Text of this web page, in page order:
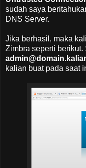
sudah saya
DNS Server.
Jika berhasil, maka
Zimbra seperti
kalian buat pada saat